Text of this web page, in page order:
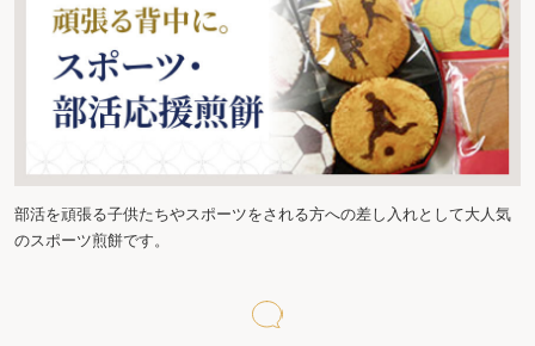
部活を頑張る子供たちやスポーツをされる方への差し入れとして大人気
のスポーツ煎餅です。